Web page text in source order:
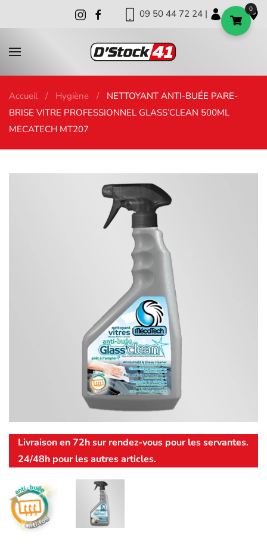
09 50 44 72 24 | | |
Accueil Hygiène
NETTOYANT ANTI-BUÉE PARE-
BRISE VITRE PROFESSIONNEL GLASS’CLEAN 500ML
MECATECH MT207
Livraison en 72h sur rendez-vous pour les servantes.
24/48h pour les autres articles.
0